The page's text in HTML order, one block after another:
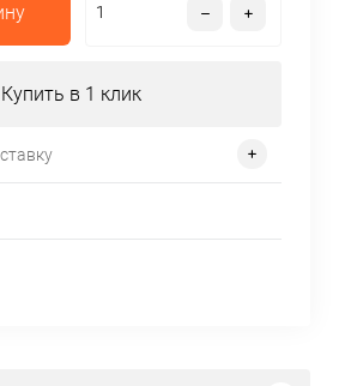
Купить в 1 клик